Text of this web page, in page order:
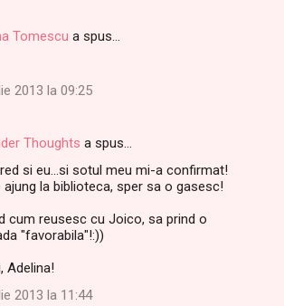
Tomescu a spus…
2013 la 09:25
Thoughts a spus…
si eu...si sotul meu mi-a confirmat!
ajung la biblioteca, sper sa o gasesc!
cum reusesc cu Joico, sa prind o
"favorabila"!:))
Adelina!
2013 la 11:44